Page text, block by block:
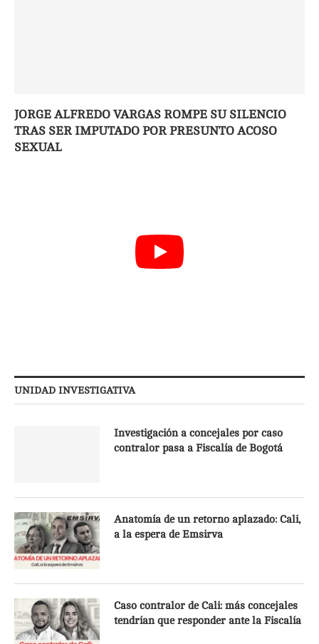
JORGE ALFREDO VARGAS ROMPE SU SILENCIO
TRAS SER IMPUTADO POR PRESUNTO ACOSO
SEXUAL
UNIDAD INVESTIGATIVA
Investigación a concejales por caso
contralor pasa a Fiscalía de Bogotá
Anatomía de un retorno aplazado: Cali,
a la espera de Emsirva
Caso contralor de Cali: más concejales
tendrían que responder ante la Fiscalía